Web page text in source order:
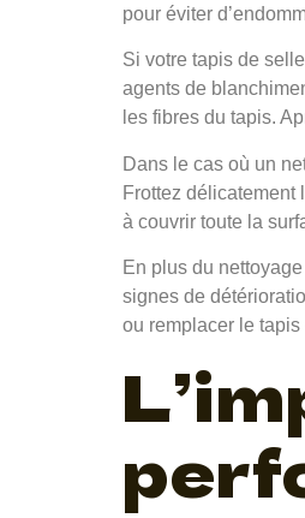
pour éviter
Si votre tapis de
agents de
les fibres du tapis.
Dans le cas où un
Frottez
à couvrir toute la
En plus du
signes de
ou remplacer le